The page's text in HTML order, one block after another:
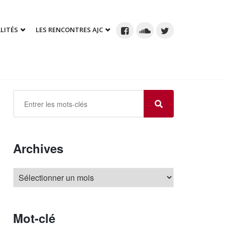
LES RENCONTRES AJC
Archives
Mot-clé